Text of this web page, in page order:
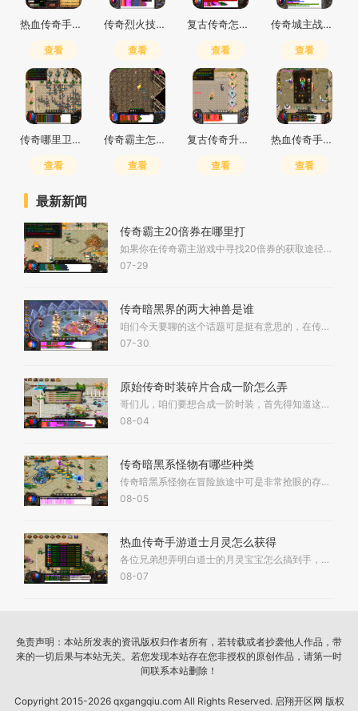
热血传奇手游道士技能点主点什么
查看
传奇烈火技能加点推荐
查看
复古传奇怎么打装备快一点
查看
传奇城主战袍怎么获得
查看
传奇哪里卫士最多
查看
传奇霸主怎么分解
查看
复古传奇升级最快的方法是什么
查看
热血传奇手游灭天火怎么获得
查看
最新新闻
传奇霸主20倍券在哪里打
如果你在传奇霸主游戏中寻找20倍券的获取途径，那主要是在一些特定的高级地图或副本中通过击败怪物来掉落获得，这些区域通常拥有更高的怪物强度和挑战性，让你有机会直接获取宝
07-29
传奇暗黑界的两大神兽是谁
咱们今天要聊的这个话题可是挺有意思的，在传奇游戏的那些暗黑系设定中，确实存在着两位特别厉害的角色，他们被大家称作暗黑界的两大神兽，其中一位是暗之双头血魔，另一位则
07-30
原始传奇时装碎片合成一阶怎么弄
哥们儿，咱们要想合成一阶时装，首先得知道这功能不是一开服就有的。你得耐心等等，一般在开服一个多月后，锻造功能里的那个熔炉才会开启时装合成。 开服具体天数说法不太一样
08-04
传奇暗黑系怪物有哪些种类
传奇暗黑系怪物在冒险旅途中可是非常抢眼的存在，咱们可以先从普通类型开始了解。这些常见的暗黑怪物包括了魔窟蜘蛛、骷髅战士、暗黑战士等，它们通常是咱们进入地图后最先遇
08-05
热血传奇手游道士月灵怎么获得
各位兄弟想弄明白道士的月灵宝宝怎么搞到手，这事说简单也简单说难也难。咱们都知道月灵可是道士的好帮手，攻击力相当猛，打怪打架都是个狠角色。你想要得到这个强力宝宝，只
08-07
免责声明：本站所发表的资讯版权归作者所有，若转载或者抄袭他人作品，带
来的一切后果与本站无关。若您发现本站存在您非授权的原创作品，请第一时
间联系本站删除！
Copyright 2015-2026 qxgangqiu.com All Rights Reserved. 启翔开区网 版权